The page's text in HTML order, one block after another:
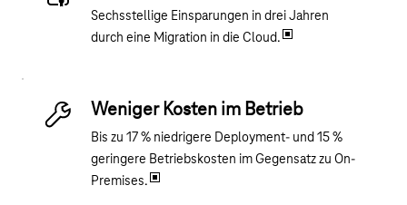
Sechsstellige Einsparungen in drei Jahren
durch eine Migration in die Cloud.
Weniger Kosten im Betrieb
Bis zu 17 % niedrigere Deployment- und 15 %
geringere Betriebskosten im Gegensatz zu On-
Premises.